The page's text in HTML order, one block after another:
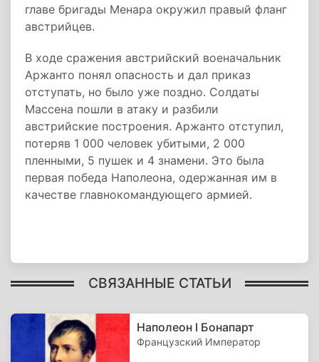
главе бригады Менара окружил правый фланг
австрийцев.
В ходе сражения австрийский военачальник
Аржанто понял опасность и дал приказ
отступать, но было уже поздно. Солдаты
Массена пошли в атаку и разбили
австрийские построения. Аржанто отступил,
потеряв 1 000 человек убитыми, 2 000
пленными, 5 пушек и 4 знамени. Это была
первая победа Наполеона, одержанная им в
качестве главнокомандующего армией.
СВЯЗАННЫЕ СТАТЬИ
Наполеон I Бонапарт
Французский Император